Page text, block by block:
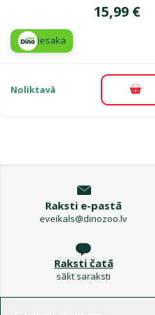
Cena
15,99 €
iesaka
Noliktavā
Raksti e-pastā
eveikals@dinozoo.lv
Raksti čatā
sākt saraksti